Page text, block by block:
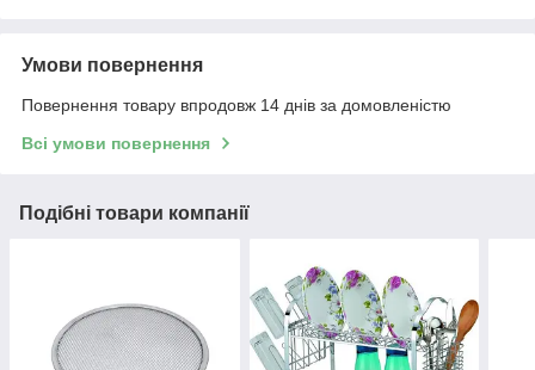
Умови повернення
Повернення товару впродовж 14 днів за домовленістю
Всі умови повернення
Подібні товари компанії